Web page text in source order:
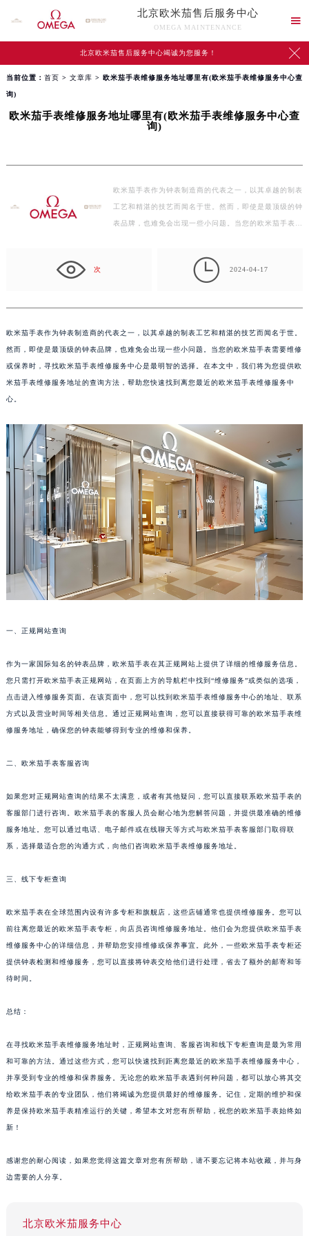
北京欧米茄售后服务中心
OMEGA MAINTENANCE

北京欧米茄售后服务中心竭诚为您服务！ 
当前位置： 首页 > 文章库 > 欧米茄手表维修服务地址哪里有(欧米茄手表维修服务中心查
询)
欧米茄手表维修服务地址哪里有(欧米茄手表维修服务中心查
询)
欧米茄手表作为钟表制造商的代表之一，以其卓越的制表
工艺和精湛的技艺而闻名于世。然而，即使是最顶级的钟
表品牌，也难免会出现一些小问题。当您的欧米茄手表…
次  2024-04-17
欧米茄手表作为钟表制造商的代表之一，以其卓越的制表工艺和精湛的技艺而闻名于世。
然而，即使是最顶级的钟表品牌，也难免会出现一些小问题。当您的欧米茄手表需要维修
或保养时，寻找欧米茄手表维修服务中心是最明智的选择。在本文中，我们将为您提供欧
米茄手表维修服务地址的查询方法，帮助您快速找到离您最近的欧米茄手表维修服务中
心。
一、正规网站查询
作为一家国际知名的钟表品牌，欧米茄手表在其正规网站上提供了详细的维修服务信息。
您只需打开欧米茄手表正规网站，在页面上方的导航栏中找到“维修服务”或类似的选项，
点击进入维修服务页面。在该页面中，您可以找到欧米茄手表维修服务中心的地址、联系
方式以及营业时间等相关信息。通过正规网站查询，您可以直接获得可靠的欧米茄手表维
修服务地址，确保您的钟表能够得到专业的维修和保养。
二、欧米茄手表客服咨询
如果您对正规网站查询的结果不太满意，或者有其他疑问，您可以直接联系欧米茄手表的
客服部门进行咨询。欧米茄手表的客服人员会耐心地为您解答问题，并提供最准确的维修
服务地址。您可以通过电话、电子邮件或在线聊天等方式与欧米茄手表客服部门取得联
系，选择最适合您的沟通方式，向他们咨询欧米茄手表维修服务地址。
三、线下专柜查询
欧米茄手表在全球范围内设有许多专柜和旗舰店，这些店铺通常也提供维修服务。您可以
前往离您最近的欧米茄手表专柜，向店员咨询维修服务地址。他们会为您提供欧米茄手表
维修服务中心的详细信息，并帮助您安排维修或保养事宜。此外，一些欧米茄手表专柜还
提供钟表检测和维修服务，您可以直接将钟表交给他们进行处理，省去了额外的邮寄和等
待时间。
总结：
在寻找欧米茄手表维修服务地址时，正规网站查询、客服咨询和线下专柜查询是最为常用
和可靠的方法。通过这些方式，您可以快速找到距离您最近的欧米茄手表维修服务中心，
并享受到专业的维修和保养服务。无论您的欧米茄手表遇到何种问题，都可以放心将其交
给欧米茄手表的专业团队，他们将竭诚为您提供最好的维修服务。记住，定期的维护和保
养是保持欧米茄手表精准运行的关键，希望本文对您有所帮助，祝您的欧米茄手表始终如
新！
感谢您的耐心阅读，如果您觉得这篇文章对您有所帮助，请不要忘记将本站收藏，并与身
边需要的人分享。
北京欧米茄服务中心